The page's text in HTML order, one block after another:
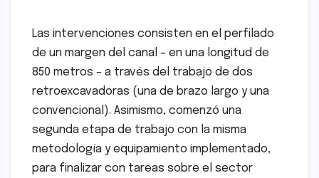
Las intervenciones consisten en el perfilado
de un margen del canal – en una longitud de
850 metros – a través del trabajo de dos
retroexcavadoras (una de brazo largo y una
convencional). Asimismo, comenzó una
segunda etapa de trabajo con la misma
metodología y equipamiento implementado,
para finalizar con tareas sobre el sector